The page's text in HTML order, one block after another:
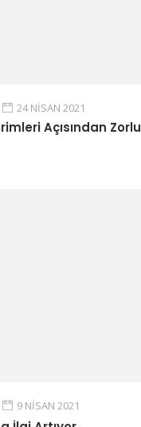
24 NISAN 2021
Açısından Zorlu
9 NISAN 2021